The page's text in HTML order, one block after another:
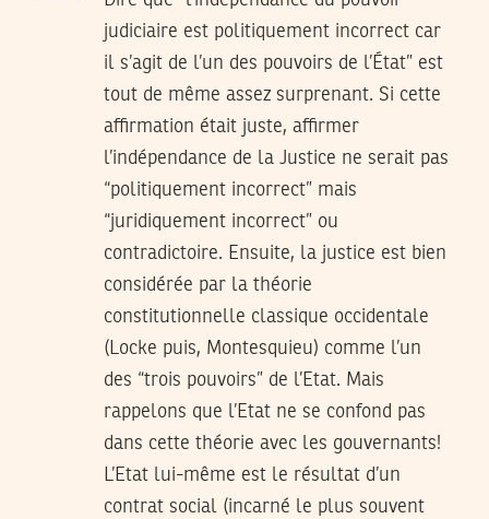
judiciaire est politiquement incorrect car
il s’agit de l’un des pouvoirs de l’État” est
tout de même assez surprenant. Si cette
affirmation était juste, affirmer
l’indépendance de la Justice ne serait pas
“politiquement incorrect” mais
“juridiquement incorrect” ou
contradictoire. Ensuite, la justice est bien
considérée par la théorie
constitutionnelle classique occidentale
(Locke puis, Montesquieu) comme l’un
des “trois pouvoirs” de l’Etat. Mais
rappelons que l’Etat ne se confond pas
dans cette théorie avec les gouvernants!
L’Etat lui-même est le résultat d’un
contrat social (incarné le plus souvent